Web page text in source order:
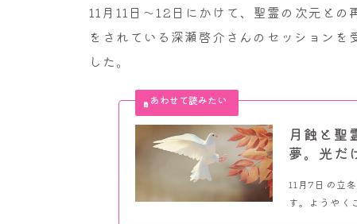
11月11日～12日にかけて、聖霊の次元と
をされている深瀬啓介さんのセッション
した。
月蝕と聖
夢。光だ
11月7日の立
す。ようやく